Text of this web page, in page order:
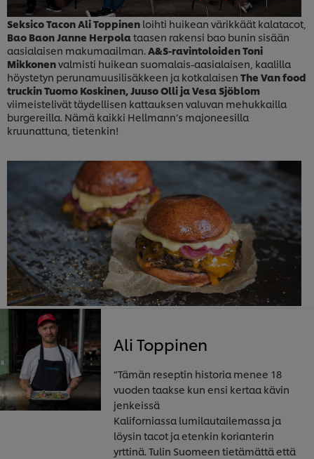
Seksico Tacon Ali Toppinen loihti huikean värikkäät kalatacot,
Bao Baon Janne Herpola taasen rakensi bao bunin sisään
aasialaisen makumaailman. A&S-ravintoloiden Toni
Mikkonenvalmisti huikean suomalais-aasialaisen, kaalilla
höystetyn perunamuusilisäkkeen ja kotkalaisen The Van food
truckin Tuomo Koskinen, Juuso Olli ja Vesa Sjöblom
viimeistelivät täydellisen kattauksen valuvan mehukkailla
burgereilla. Nämä kaikki Hellmann’s majoneesilla
kruunattuna, tietenkin!
Ali Toppinen
“Tämän reseptin historia menee 18
vuoden taakse kun ensi kertaa kävin
jenkeissä
Kaliforniassa lumilautailemassa ja
löysin tacot ja etenkin korianterin
yrttinä. Tulin Suomeen tietämättä että